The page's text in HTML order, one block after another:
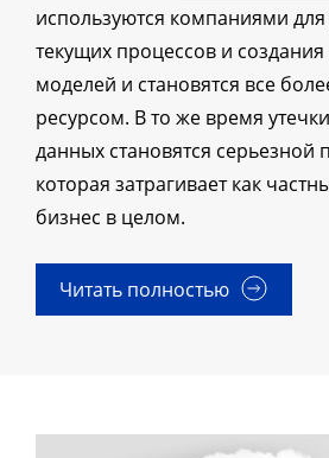
используются компаниями
текущих процессов и
моделей и становятся все
ресурсом. В то же время
данных становятся серьезной
которая затрагивает как
бизнес в целом.
Читать полностью